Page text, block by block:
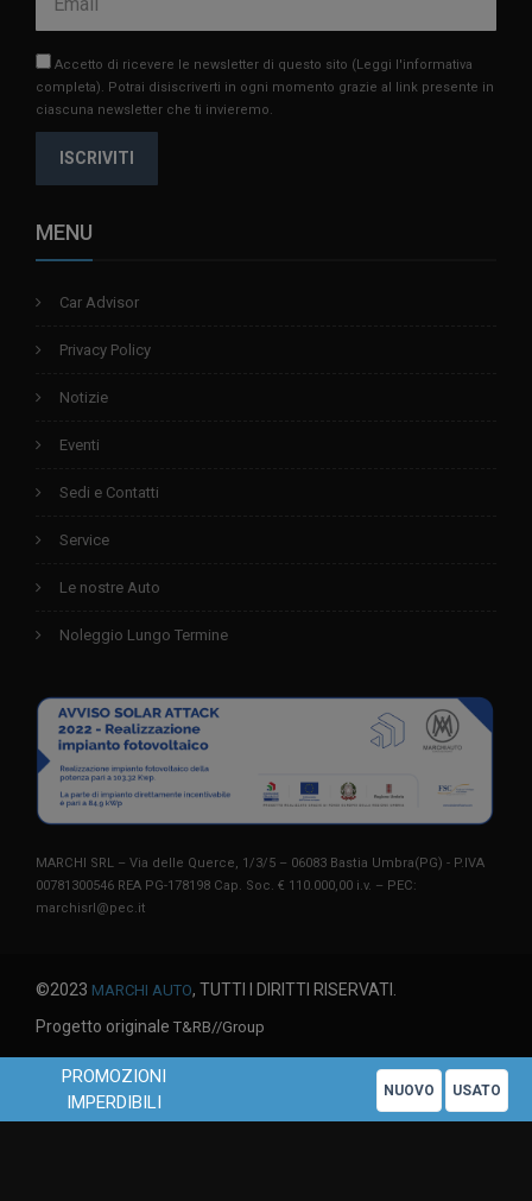
Accetto di ricevere le newsletter di questo sito (Leggi l'informativa
completa). Potrai disiscriverti in ogni momento grazie al link presente in
ciascuna newsletter che ti invieremo.
ISCRIVITI
MENU
Car Advisor
Privacy Policy
Notizie
Eventi
Sedi e Contatti
Service
Le nostre Auto
Noleggio Lungo Termine
MARCHI SRL – Via delle Querce, 1/3/5 – 06083 Bastia Umbra(PG) - P.IVA
00781300546 REA PG-178198 Cap. Soc. € 110.000,00 i.v. – PEC:
marchisrl@pec.it
©2023 MARCHI AUTO, TUTTI I DIRITTI RISERVATI.
Progetto originale T&RB//Group
PROMOZIONI
IMPERDIBILI
NUOVO USATO